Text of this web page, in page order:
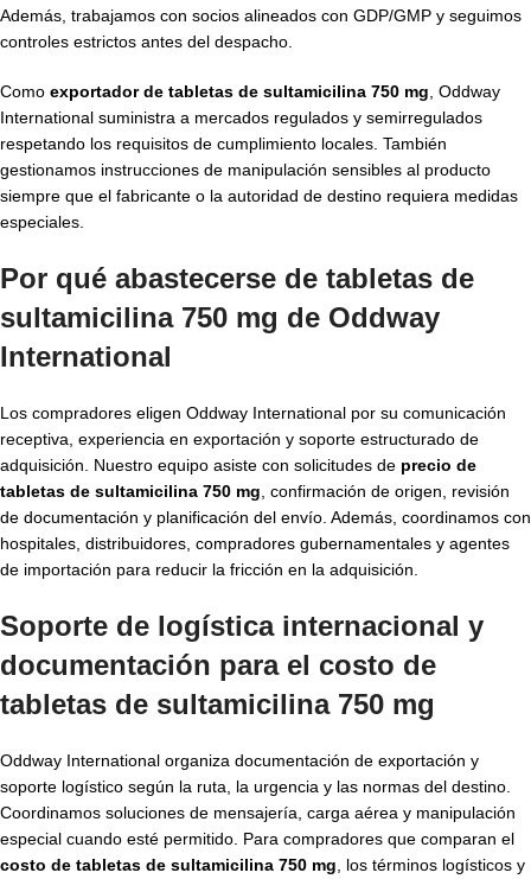
Además, trabajamos con socios alineados con GDP/GMP y seguimos
controles estrictos antes del despacho.
Como exportador de tabletas de sultamicilina 750 mg , Oddway
International suministra a mercados regulados y semirregulados
respetando los requisitos de cumplimiento locales. También
gestionamos instrucciones de manipulación sensibles al producto
siempre que el fabricante o la autoridad de destino requiera medidas
especiales.
Por qué abastecerse de tabletas de
sultamicilina 750 mg de Oddway
International
Los compradores eligen Oddway International por su comunicación
receptiva, experiencia en exportación y soporte estructurado de
adquisición. Nuestro equipo asiste con solicitudes de precio de
tabletas de sultamicilina 750 mg , confirmación de origen, revisión
de documentación y planificación del envío. Además, coordinamos con
hospitales, distribuidores, compradores gubernamentales y agentes
de importación para reducir la fricción en la adquisición.
Soporte de logística internacional y
documentación para el costo de
tabletas de sultamicilina 750 mg
Oddway International organiza documentación de exportación y
soporte logístico según la ruta, la urgencia y las normas del destino.
Coordinamos soluciones de mensajería, carga aérea y manipulación
especial cuando esté permitido. Para compradores que comparan el
costo de tabletas de sultamicilina 750 mg , los términos logísticos y